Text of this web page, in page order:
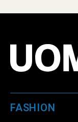
FASHION